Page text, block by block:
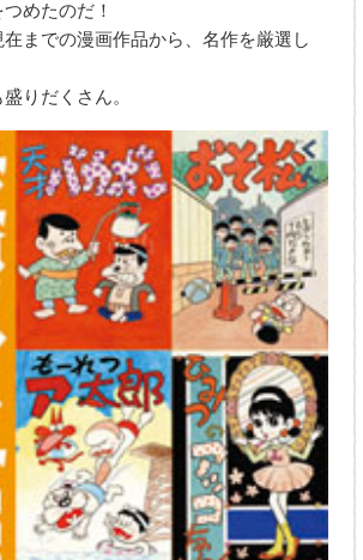
めたのだ！
までの漫画作品から、名作を厳選し
りだくさん。